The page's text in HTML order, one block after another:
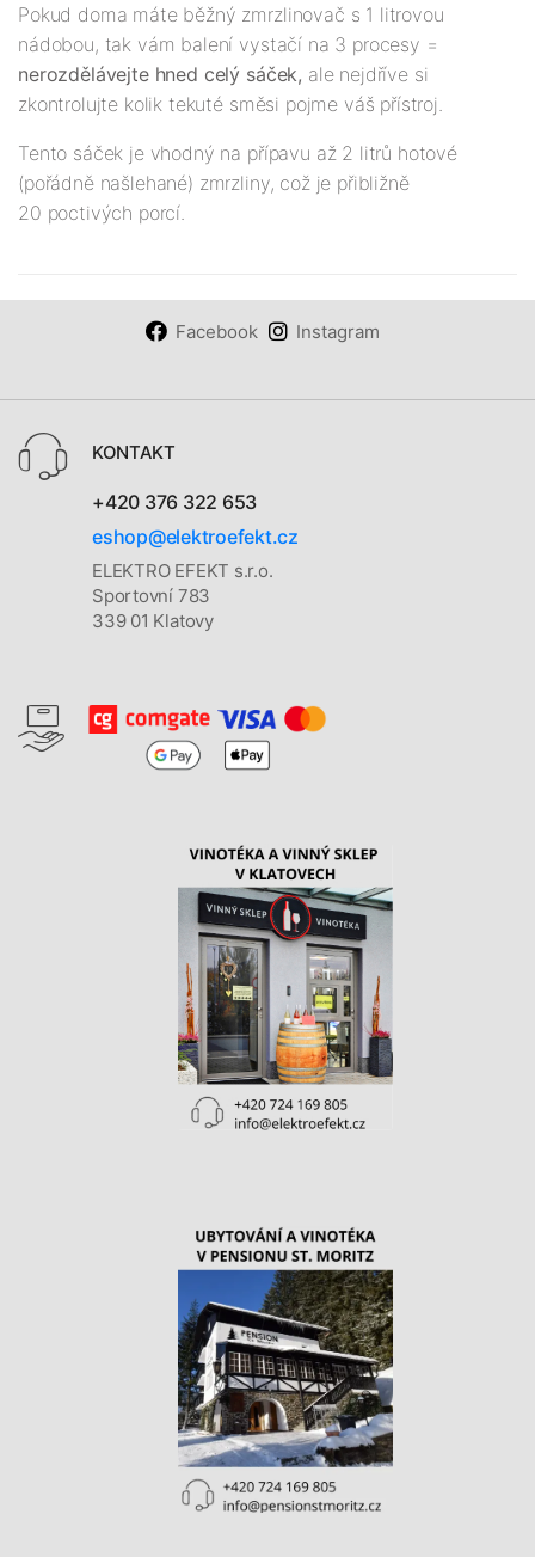
Pokud doma máte běžný zmrzlinovač s 1 litrovou
nádobou, tak vám balení vystačí na 3 procesy =
nerozdělávejte hned celý sáček, ale nejdříve si
zkontrolujte kolik tekuté směsi pojme váš přístroj.
Tento sáček je vhodný na přípavu až 2 litrů hotové
(pořádně našlehané) zmrzliny, což je přibližně
20 poctivých porcí.
Facebook Instagram
KONTAKT
+420 376 322 653
eshop@elektroefekt.cz
ELEKTRO EFEKT s.r.o.
Sportovní 783
339 01 Klatovy